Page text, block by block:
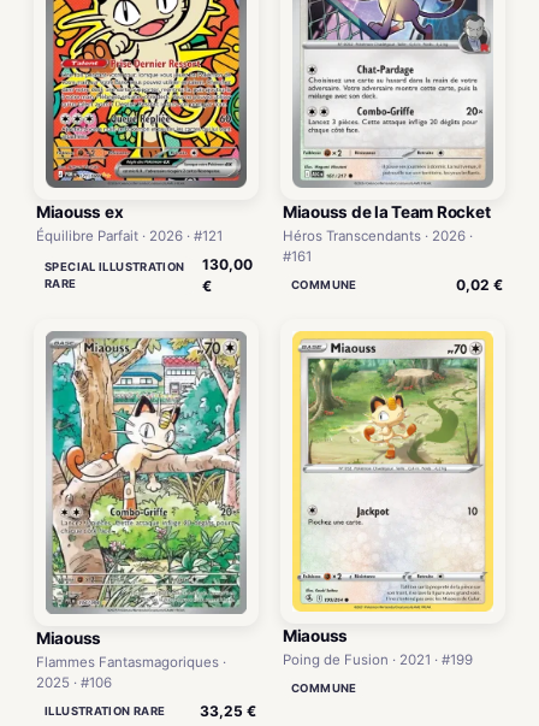
Miaouss ex
Équilibre Parfait · 2026 · #121
SPECIAL ILLUSTRATION
RARE
130,00
€
Miaouss de la Team Rocket
Héros Transcendants · 2026 ·
#161
COMMUNE 0,02 €
Miaouss
Flammes Fantasmagoriques ·
2025 · #106
ILLUSTRATION RARE 33,25 €
Miaouss
Poing de Fusion · 2021 · #199
COMMUNE